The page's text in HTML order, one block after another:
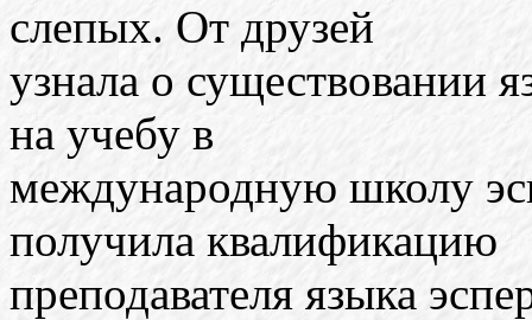
слепых. От друзей
узнала о существовании
на учебу в
международную школу
получила квалификацию
преподавателя языка